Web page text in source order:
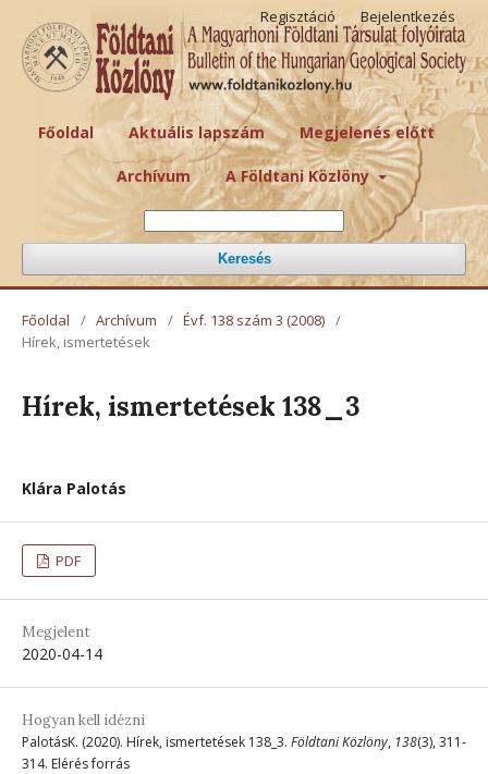
Főoldal Aktuális lapszám Megjelenés előtt
Archívum A Földtani Közlöny
Keresés
Regisztáció Bejelentkezés
Főoldal / Archívum / Évf. 138 szám 3 (2008) /
Hírek, ismertetések
Hírek, ismertetések 138_3
Klára Palotás
PDF
Megjelent
2020-04-14
Hogyan kell idézni
PalotásK. (2020). Hírek, ismertetések 138_3. Földtani Közlöny, 138(3), 311-
314. Elérés forrás